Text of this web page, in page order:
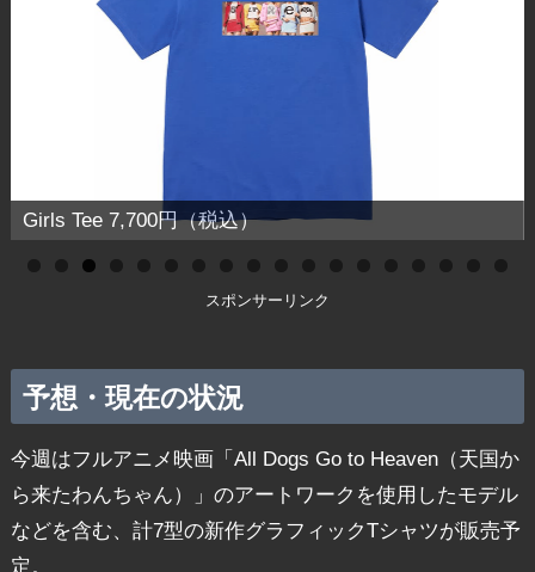
Girls Tee 7,700円（税込）
スポンサーリンク
予想・現在の状況
今週はフルアニメ映画「All Dogs Go to Heaven（天国か
ら来たわんちゃん）」のアートワークを使用したモデル
などを含む、計7型の新作グラフィックTシャツが販売予
定。